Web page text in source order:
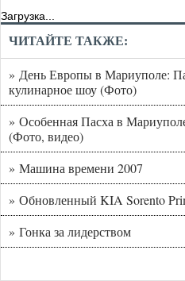
Загрузка...
ЧИТАЙТЕ ТАКЖЕ:
» День Европы в Мариуполе:
кулинарное шоу (Фото)
» Особенная Пасха в
(Фото, видео)
» Машина времени 2007
» Обновленный KIA Sorento
» Гонка за лидерством